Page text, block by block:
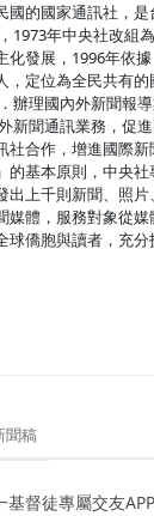
國的國家通訊社，
1973年中央社改組
化發展，1996年依
，定位為全民共有
辦理國內外新聞報
新聞通訊業務，促
社合作，增進國際新
基本原則，中央社
出上千則新聞、照
媒體，服務對象從媒
球僑胞與讀者，充
聞稿
基督徒專屬交友